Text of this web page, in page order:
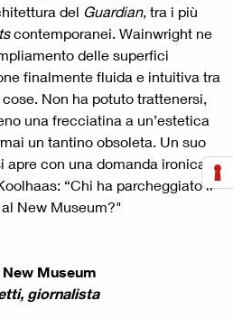
del Guardian, tra i più
contemporanei. Wainwright ne
delle superfici
finalmente fluida e intuitiva tra
Non ha potuto trattenersi,
una frecciatina a un’estetica
un tantino obsoleta. Un suo
apre con una domanda ironica,
“Chi ha parcheggiato il
New Museum?"
Museum
giornalista